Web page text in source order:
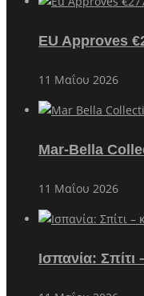
EU Approves
11 Μαΐου 2026
Mar-Bella
11 Μαΐου 2026
Ισπανία: